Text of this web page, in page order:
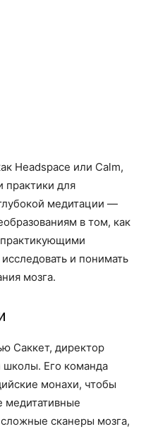
Headspace или Calm,
практики для
медитации —
в том, как
и понимать
мозга.
Саккет, директор
школы. Его команда
монахи, чтобы
медитативные
сканеры мозга,